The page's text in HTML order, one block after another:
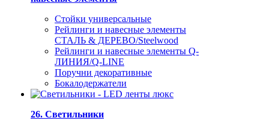
Стойки универсальные
Рейлинги и навесные элементы
СТАЛЬ & ДЕРЕВО/Steelwood
Рейлинги и навесные элементы Q-
ЛИНИЯ/Q-LINE
Поручни декоративные
Бокалодержатели
26. Светильники